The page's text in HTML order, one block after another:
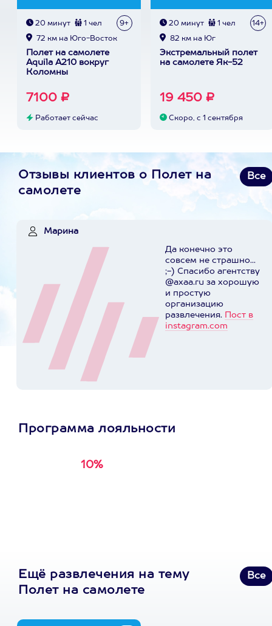
20 минут 1 чел 9+
72 км на Юго-Восток
Полет на самолете
Aquila A210 вокруг
Коломны
7100 ₽
Работает сейчас
20 минут 1 чел 14+
82 км на Юг
Экстремальный полет
на самолете Як-52
19 450 ₽
Скоро, с 1 сентября
Отзывы клиентов о Полет на
самолете
Все
Марина
Да конечно это
совсем не страшно...
;-) Спасибо агентству
@axaa.ru за хорошую
и простую
организацию
развлечения. Пост в
instagram.com
Программа лояльности
10%
Ещё развлечения на тему
Полет на самолете
Все